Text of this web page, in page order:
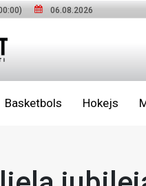
) 06.08.2026
Basketbols Hokejs